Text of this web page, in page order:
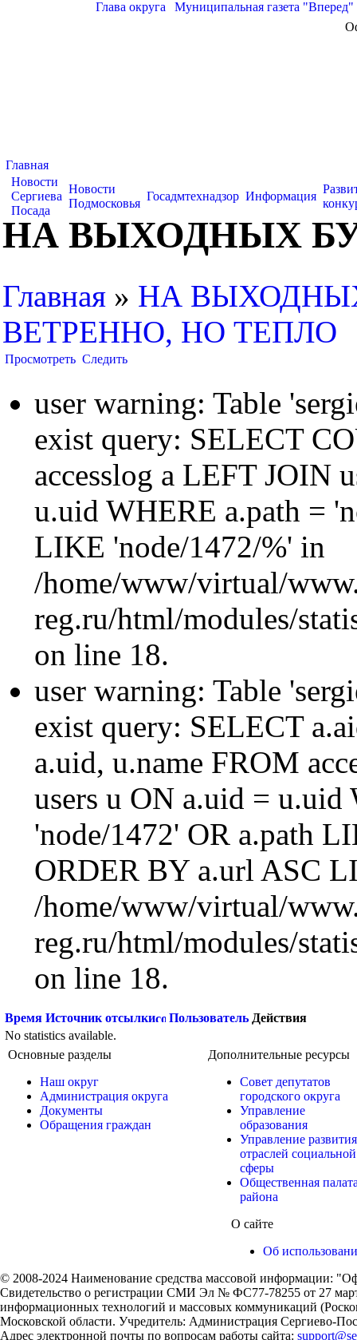
Глава округа Муниципальная газета "Вперед"
Главная
Новости
Сергиева
Посада
Новости
Подмосковья
Госадмтехнадзор Информация
НА ВЫХОДНЫХ
Главная » НА
ВЕТРЕННО, НО ТЕПЛО
Просмотреть Следить
user warning: Table
exist query: SELECT
accesslog a LEFT JOIN
u.uid WHERE a.path =
LIKE 'node/1472/%' in
/home/www/virtual/
reg.ru/html/modules/
on line 18.
user warning: Table
exist query: SELECT
a.uid, u.name FROM
users u ON a.uid = u.uid
'node/1472' OR a.path
ORDER BY a.url ASC
/home/www/virtual/
reg.ru/html/modules/
on line 18.
Время Источник отсылки Пользователь Действия
No statistics available.
Основные разделы
Наш округ
Администрация округа
Документы
Обращения граждан
Дополнительные ресурсы
Совет депутатов
городского округа
Управление
образования
Управление развития
отраслей социальной
сферы
Общественная
района
О сайте
Об
© 2008-2024 Наименование средства массовой информации:
Свидетельство о регистрации СМИ Эл № ФС77-78255 от 27
информационных технологий и массовых коммуникаций
Московской области. Учредитель: Администрация Сергиево-
Адрес электронной почты по вопросам работы сайта: